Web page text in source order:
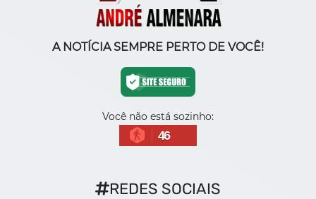
A NOTÍCIA SEMPRE PERTO DE VOCÊ!
Você não está sozinho:
46
REDES SOCIAIS